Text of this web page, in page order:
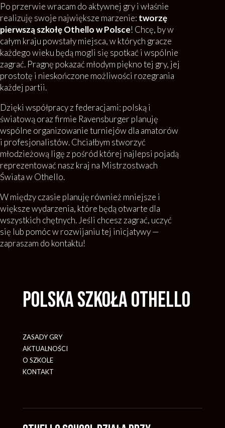
Po przerwie wracam do aktywnej gry i właśnie
realizuję swoje największe marzenie: tworzę
pierwszą szkołę Othello w Polsce! Chcę, by w
całym kraju powstały miejsca, w których gracze
każdego wieku będą mogli się spotkać i wspólnie
zagrać. Pragnę pokazać młodym piękno tej gry, jej
prostotę i nieskończone możliwości rozegrania
każdej partii.
Dzięki współpracy z federacjami: polską i
światową oraz firmie Ravensburger planuję
wspólne organizowanie turniejów dla amatorów
i profesjonalistów. Chciałbym stworzyć
młodzieżową ligę z pośród której najlepsi pojadą
reprezentować nasz kraj na Mistrzostwach
Świata w Othello.
W między czasie planuję również mniejsze i
większe wydarzenia, które będą otwarte dla
wszystkich chętnych. Jeśli chcesz zagrać, uczyć
się lub pomóc w rozwijaniu tej inicjatywy —
zapraszam do kontaktu!
Polska Szkoła Othello
ZASADY GRY
AKTUALNOŚCI
O SZKOLE
KONTAKT